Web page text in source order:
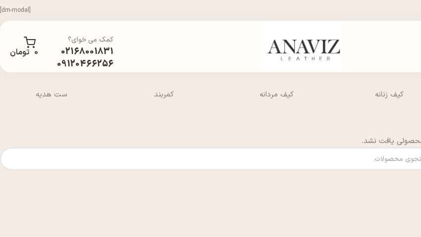
[dm-modal]
کمک می خوای؟
02168001831
09120466256
0 تومان
کیف زنانه کیف مردانه کمربند ست هدیه
یافت نشد.